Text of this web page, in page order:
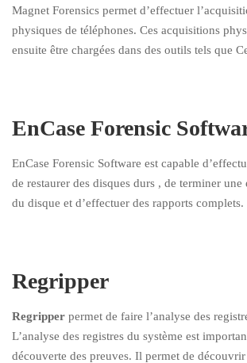
Magnet Forensics permet d’effectuer
physiques de téléphones. Ces acquisitions
ensuite être chargées dans des outils tels que
EnCase Forensic
EnCase Forensic Software est capable
de restaurer des disques durs , de terminer une
du disque et d’effectuer des rapports complets.
Regripper
Regripper permet de faire l’analyse des
L’analyse des registres du système est
découverte des preuves. Il permet de